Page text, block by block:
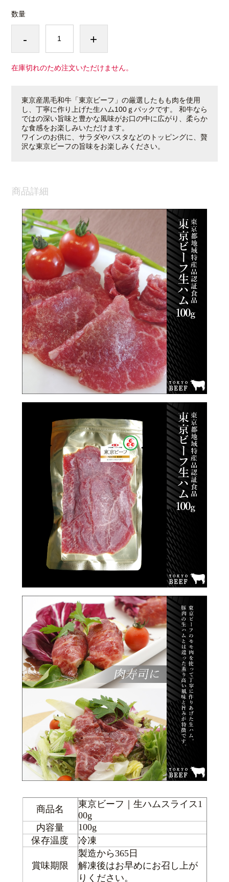
数量
- +
在庫切れのため注文いただけません。
東京産黒毛和牛「東京ビーフ」の厳選したもも肉を使用
し、丁寧に作り上げた生ハム100ｇパックです。 和牛なら
ではの深い旨味と豊かな風味がお口の中に広がり、柔らか
な食感をお楽しみいただけます。
ワインのお供に、サラダやパスタなどのトッピングに、贅
沢な東京ビーフの旨味をお楽しみください。
商品詳細
商品名
東京ビーフ｜生ハムスライス1
00g
内容量
100g
保存温度
冷凍
賞味期限
製造から365日
解凍後はお早めにお召し上が
りください。